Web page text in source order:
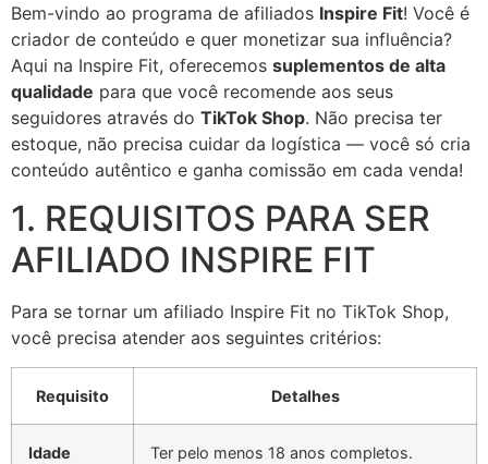
Bem-vindo ao programa de afiliados Inspire Fit! Você é
criador de conteúdo e quer monetizar sua influência?
Aqui na Inspire Fit, oferecemos suplementos de alta
qualidade para que você recomende aos seus
seguidores através do TikTok Shop. Não precisa ter
estoque, não precisa cuidar da logística — você só cria
conteúdo autêntico e ganha comissão em cada venda!
1. REQUISITOS PARA SER
AFILIADO INSPIRE FIT
Para se tornar um afiliado Inspire Fit no TikTok Shop,
você precisa atender aos seguintes critérios:
Requisito Detalhes
Idade
Ter pelo menos 18 anos completos.